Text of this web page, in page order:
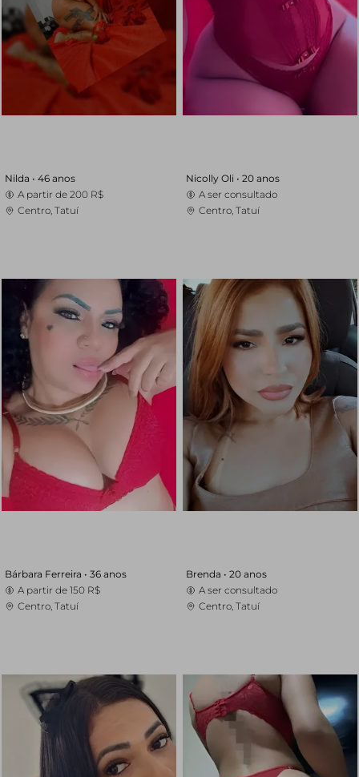
Nilda • 46 anos
A partir de 200 R$
Centro, Tatuí
Nicolly Oli • 20 anos
A ser consultado
Centro, Tatuí
Bárbara Ferreira • 36 anos
A partir de 150 R$
Centro, Tatuí
Brenda • 20 anos
A ser consultado
Centro, Tatuí